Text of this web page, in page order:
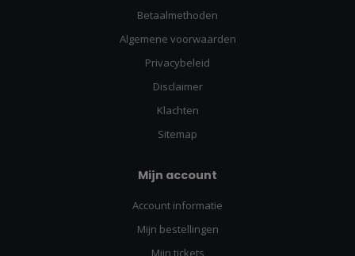
Betaalmethoden
Algemene voorwaarden
Privacybeleid
Disclaimer
Klachten
Sitemap
Mijn account
Account informatie
Mijn bestellingen